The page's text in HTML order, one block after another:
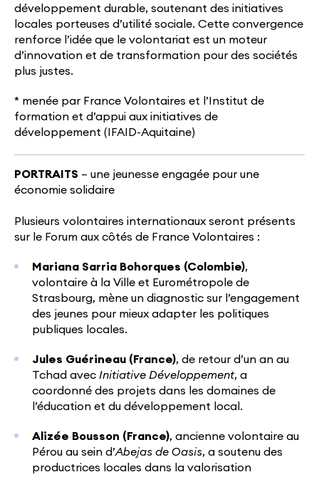
développement durable, soutenant des initiatives
locales porteuses d’utilité sociale. Cette convergence
renforce l’idée que le volontariat est un moteur
d’innovation et de transformation pour des sociétés
plus justes.
* menée par France Volontaires et l’Institut de
formation et d’appui aux initiatives de
développement (IFAID-Aquitaine)
PORTRAITS – une jeunesse engagée pour une
économie solidaire
Plusieurs volontaires internationaux seront présents
sur le Forum aux côtés de France Volontaires :
Mariana Sarria Bohorques (Colombie),
volontaire à la Ville et Eurométropole de
Strasbourg, mène un diagnostic sur l’engagement
des jeunes pour mieux adapter les politiques
publiques locales.
Jules Guérineau (France), de retour d’un an au
Tchad avec Initiative Développement, a
coordonné des projets dans les domaines de
l’éducation et du développement local.
Alizée Bousson (France), ancienne volontaire au
Pérou au sein d’Abejas de Oasis, a soutenu des
productrices locales dans la valorisation